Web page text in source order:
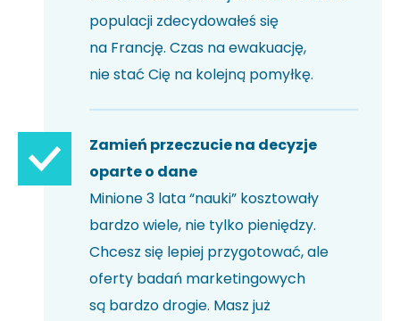
populacji zdecydowałeś się
na Francję. Czas na ewakuację,
nie stać Cię na kolejną pomyłkę.
Zamień przeczucie na decyzje
oparte o dane
Minione 3 lata “nauki” kosztowały
bardzo wiele, nie tylko pieniędzy.
Chcesz się lepiej przygotować, ale
oferty badań marketingowych
są bardzo drogie. Masz już